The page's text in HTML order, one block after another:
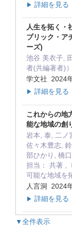
▶ 詳細を見る
人生を拓く・
ブリック・ア
ーズ)
池谷 美衣子,
者(共編著者)）
学文社 2024
▶ 詳細を見る
これからの地
能な地域の創
岩本, 泰, 二ノ
佐々木豊志,
部ひかり, 橋
担当： 共著 ,
可能な地域を
人言洞 2024
▶ 詳細を見る
▼全件表示